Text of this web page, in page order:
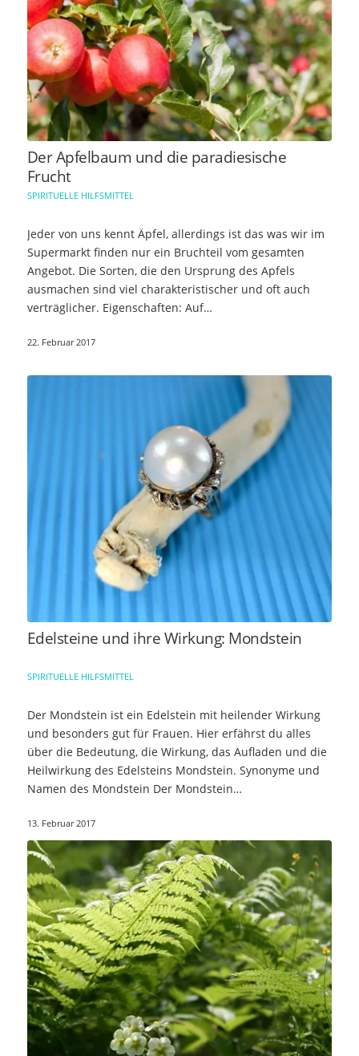
Der Apfelbaum und die paradiesische
Frucht
SPIRITUELLE HILFSMITTEL
Jeder von uns kennt Äpfel, allerdings ist das was wir im
Supermarkt finden nur ein Bruchteil vom gesamten
Angebot. Die Sorten, die den Ursprung des Apfels
ausmachen sind viel charakteristischer und oft auch
verträglicher. Eigenschaften: Auf…
22. Februar 2017
Edelsteine und ihre Wirkung: Mondstein
SPIRITUELLE HILFSMITTEL
Der Mondstein ist ein Edelstein mit heilender Wirkung
und besonders gut für Frauen. Hier erfährst du alles
über die Bedeutung, die Wirkung, das Aufladen und die
Heilwirkung des Edelsteins Mondstein. Synonyme und
Namen des Mondstein Der Mondstein…
13. Februar 2017